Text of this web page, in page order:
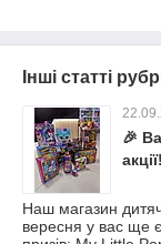
Інші статті
🎉
Наш магазин
вересня у вас ще є